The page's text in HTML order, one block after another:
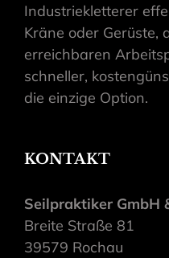
Industriekletterer
Kräne oder Gerüste,
erreichbaren
schneller,
die einzige Option.
KONTAKT
Seilpraktiker GmbH
Breite Straße 81
39579 Rochau